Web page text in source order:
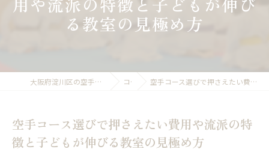
る教室の見極め方
大阪府淀川区の空手なら全日本空手道連盟糸東会 千政館 コラム 空手コース選びで押さえたい費用や流派の特徴と子どもが伸びる教室の見極め方
空手コース選びで押さえたい費用や流派の特
徴と子どもが伸びる教室の見極め方